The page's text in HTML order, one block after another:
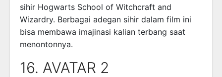
sihir Hogwarts School of Witchcraft and
Wizardry. Berbagai adegan sihir dalam film ini
bisa membawa imajinasi kalian terbang saat
menontonnya.
16. AVATAR 2